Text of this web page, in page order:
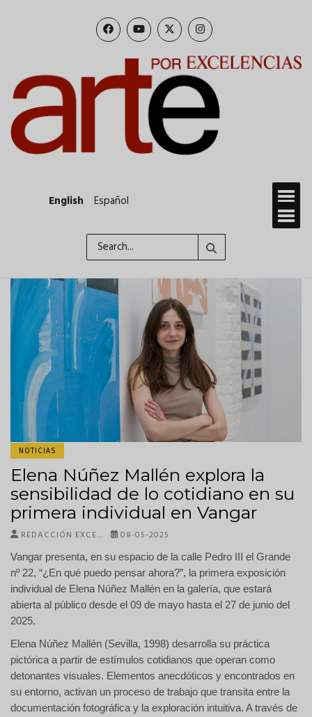
English Español
NOTICIAS
Elena Núñez Mallén explora la
sensibilidad de lo cotidiano en su
primera individual en Vangar
REDACCIÓN EXCE… 08-05-2025
Vangar presenta, en su espacio de la calle Pedro III el Grande
nº 22, “¿En qué puedo pensar ahora?”, la primera exposición
individual de Elena Núñez Mallén en la galería, que estará
abierta al público desde el 09 de mayo hasta el 27 de junio del
2025.
Elena Núñez Mallén (Sevilla, 1998) desarrolla su práctica
pictórica a partir de estímulos cotidianos que operan como
detonantes visuales. Elementos anecdóticos y encontrados en
su entorno, activan un proceso de trabajo que transita entre la
documentación fotográfica y la exploración intuitiva. A través de